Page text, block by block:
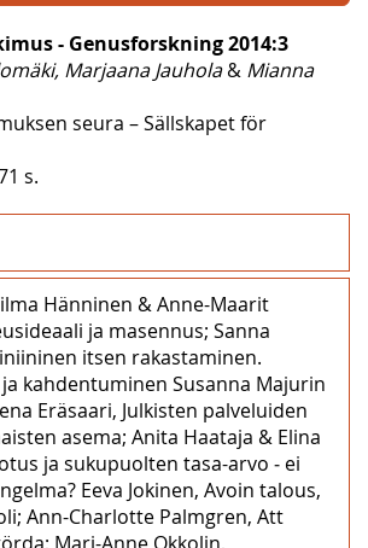
- Genusforskning 2014:3
Marjaana Jauhola& Mianna
seura – Sällskapet för
s.
Hänninen & Anne-Maarit
ja masennus; Sanna
itsen rakastaminen.
kahdentuminen Susanna Majurin
Eräsaari, Julkisten palveluiden
asema; Anita Haataja & Elina
ja sukupuolten tasa-arvo ‒ ei
Eeva Jokinen, Avoin talous,
Ann-Charlotte Palmgren, Att